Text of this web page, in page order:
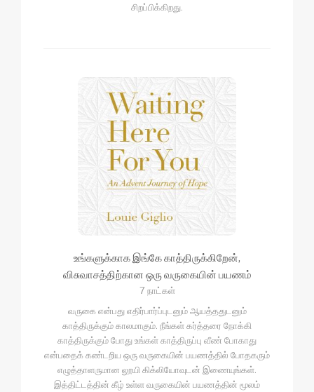
சிறப்பிக்கிறது.
உங்களுக்காக இங்கே காத்திருக்கிறேன்,
விசுவாசத்திற்கான ஒரு வருகையின் பயணம்
7 நாட்கள்
வருகை என்பது எதிர்பார்ப்புடனும் ஆயத்ததுடனும்
காத்திருக்கும் காலமாகும். நீங்கள் கர்த்தரை நோக்கி
காத்திருக்கும் போது உங்கள் காத்திருப்பு வீண் போகாது
என்பதைக் கண்டறிய ஒரு வருகையின் பயணத்தில் போதகரும்
எழுத்தாளருமான லூயி கிக்லியோவுடன் இணையுங்கள்.
இத்திட்டத்தின் கீழ் உள்ள வருகையின் பயணத்தின் மூலம்